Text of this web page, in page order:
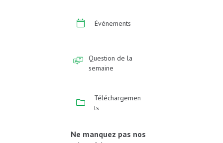
Événements
Question de la
semaine
Téléchargemen
ts
Ne manquez pas nos